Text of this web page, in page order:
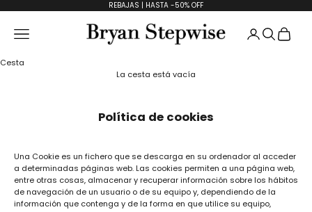
REBAJAS | HASTA -50% OFF
Abrir menú de navegaciónBryan Stepwise
AbrirAbrir
Cesta
La cesta está vacía
Política de cookies
Una Cookie es un fichero que se descarga en su ordenador al acceder
a determinadas páginas web. Las cookies permiten a una página web,
entre otras cosas, almacenar y recuperar información sobre los hábitos
de navegación de un usuario o de su equipo y, dependiendo de la
información que contenga y de la forma en que utilice su equipo,